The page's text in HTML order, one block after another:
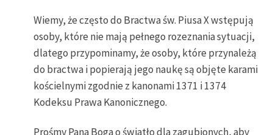
Wiemy, że często do Bractwa św. Piusa X wstępują
osoby, które nie mają pełnego rozeznania sytuacji,
dlatego przypominamy, że osoby, które przynależą
do bractwa i popierają jego naukę są objęte karami
kościelnymi zgodnie z kanonami 1371 i 1374
Kodeksu Prawa Kanonicznego.
Prośmy Pana Boga o światło dla zagubionych, aby